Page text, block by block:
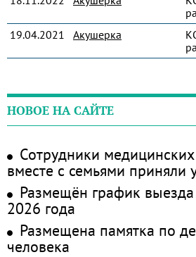
19.04.2021
Акушерка
НОВОЕ НА САЙТЕ
Сотрудники
вместе с семьями приняли
Размещён график
2026 года
Размещена памятка по
человека